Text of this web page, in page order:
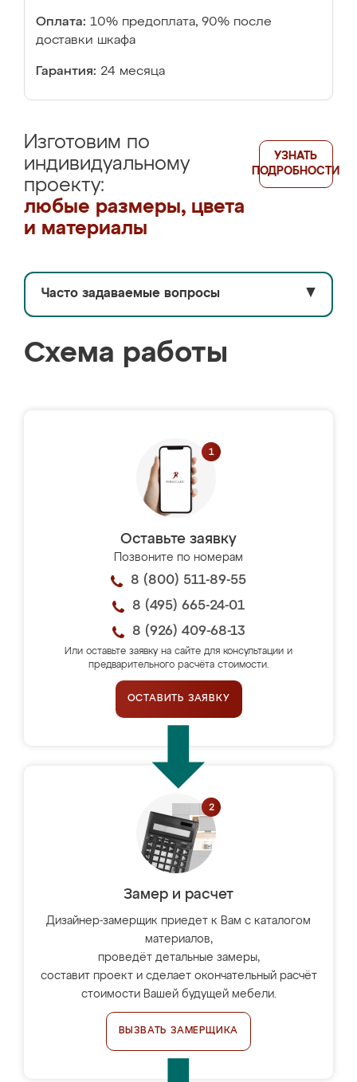
Оплата: 10% предоплата, 90% после
доставки шкафа
Гарантия: 24 месяца
Изготовим по
индивидуальному
проекту:
любые размеры, цвета
и материалы
УЗНАТЬ
ПОДРОБНОСТИ
Часто задаваемые вопросы ▼
Схема работы
Оставьте заявку
Позвоните по номерам
8 (800) 511-89-55
8 (495) 665-24-01
8 (926) 409-68-13
Или оставьте заявку на сайте для консультации и
предварительного расчёта стоимости.
ОСТАВИТЬ ЗАЯВКУ
Замер и расчет
Дизайнер-замерщик приедет к Вам с каталогом
материалов,
проведёт детальные замеры,
составит проект и сделает окончательный расчёт
стоимости Вашей будущей мебели.
ВЫЗВАТЬ ЗАМЕРЩИКА